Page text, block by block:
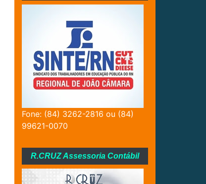
Fone: (84) 3262-2816 ou (84)
99621-0070
R.CRUZ Assessoria Contábil